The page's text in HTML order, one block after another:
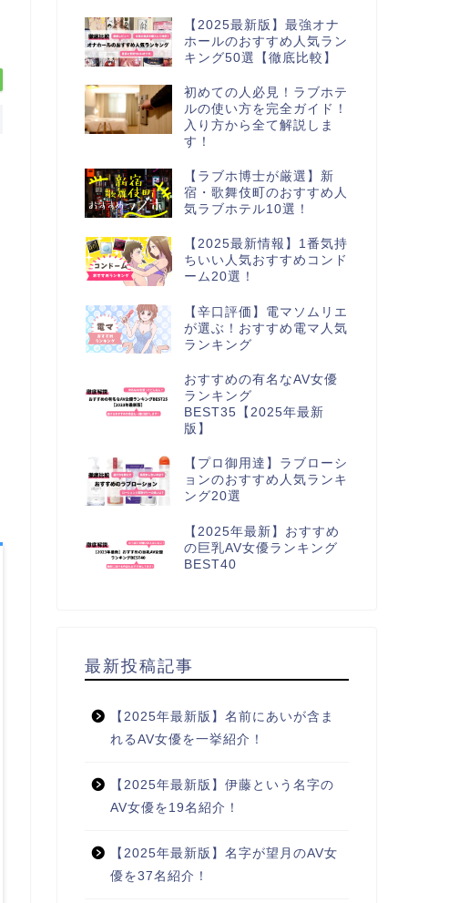
【2025最新版】最強オナ
ホールのおすすめ人気ラン
キング50選【徹底比較】
初めての人必見！ラブホテ
ルの使い方を完全ガイド！
入り方から全て解説しま
す！
【ラブホ博士が厳選】新
宿・歌舞伎町のおすすめ人
気ラブホテル10選！
【2025最新情報】1番気持
ちいい人気おすすめコンド
ーム20選！
【辛口評価】電マソムリエ
が選ぶ！おすすめ電マ人気
ランキング
おすすめの有名なAV女優
ランキング
BEST35【2025年最新
版】
【プロ御用達】ラブローシ
ョンのおすすめ人気ランキ
ング20選
【2025年最新】おすすめ
の巨乳AV女優ランキング
BEST40
最新投稿記事
【2025年最新版】名前にあいが含ま
れるAV女優を一挙紹介！
【2025年最新版】伊藤という名字の
AV女優を19名紹介！
【2025年最新版】名字が望月のAV女
優を37名紹介！